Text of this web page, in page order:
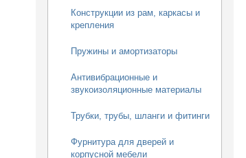
Конструкции из рам, каркасы и
крепления
Пружины и амортизаторы
Антивибрационные и
звукоизоляционные материалы
Трубки, трубы, шланги и фитинги
Фурнитура для дверей и
корпусной мебели